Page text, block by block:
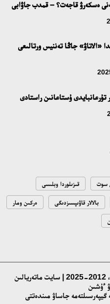
ءارحيۆتىڭ اشىلعانىنا 20 جىل: نەگىزگى جەتىستىكتەرى مەن
جاي-كۇيىنە نازار اۋداردى
تاسىلدەرى ەنگىزىلەدى
«تازا قازاقستان» اياسىندا شالكودەدە 7 تونناعا جۋىق قوقىس
ەكولوگيالىق
ەسكەرۋ قاجەت؟ – قمدب جاۋابى
«الاتاۋ» جاڭا تەننيس ورتالىعى
تۇرعانبايدى ۇستاعانىن راستادى
سوت قىزىلوردا وبلىسى
بالالار قاۋىپسىزدىگى ەركىن ومار
© «Qamshy Media» ج ش س، 2012-2025 | سايت ماتەريالىن
ءۇشىن
جاساۋ مىندەتتى